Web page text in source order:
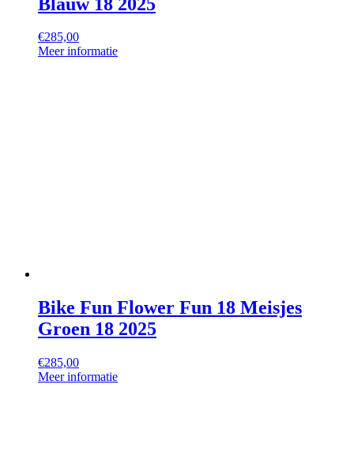
€285,00
Meer informatie
Bike Fun Flower Fun 18 Meisjes
Groen 18 2025
€285,00
Meer informatie